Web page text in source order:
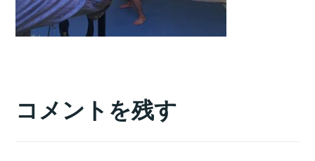
コメントを残す